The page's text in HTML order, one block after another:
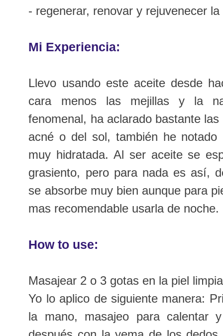
- regenerar, renovar y rejuvenecer la
Mi Experiencia:
Llevo usando este aceite desde
cara menos las mejillas y la
fenomenal, ha aclarado bastante
acné o del sol, también he
muy hidratada. Al ser aceite se
grasiento, pero para nada es así,
se absorbe muy bien aunque para
mas recomendable usarla de noche.
How to use:
Masajear 2 o 3 gotas en la piel
Yo lo aplico de siguiente manera:
la mano, masajeo para calentar